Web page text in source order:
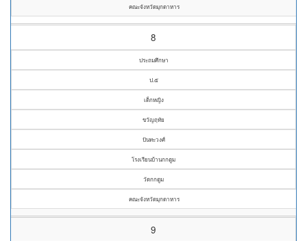
คณะจังหวัดมุกดาหาร
8
ประถมศึกษา
ป.๕
เด็กหญิง
ขวัญฤทัย
ปันทะวงศ์
โรงเรียนบ้านกกตูม
วัดกกตูม
คณะจังหวัดมุกดาหาร
9